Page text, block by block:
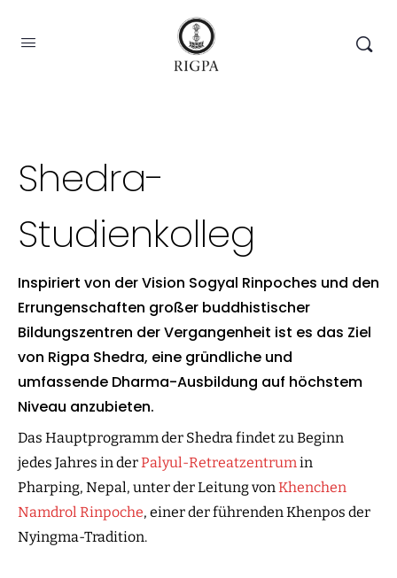
Shedra-
Studienkolleg
Inspiriert von der Vision Sogyal Rinpoches und den
Errungenschaften großer buddhistischer
Bildungszentren der Vergangenheit ist es das Ziel
von Rigpa Shedra, eine gründliche und
umfassende Dharma-Ausbildung auf höchstem
Niveau anzubieten.
Das Hauptprogramm der Shedra findet zu Beginn
jedes Jahres in derPalyul-Retreatzentrumin
Pharping, Nepal, unter der Leitung vonKhenchen
Namdrol Rinpoche, einer der führenden Khenpos der
Nyingma-Tradition.